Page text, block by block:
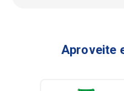
Aproveite